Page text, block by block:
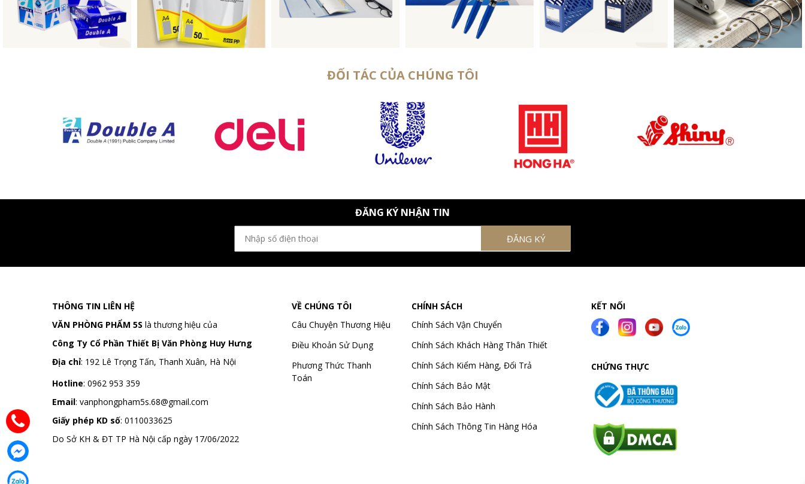
ĐỐI TÁC CỦA CHÚNG TÔI
ĐĂNG KÝ NHẬN TIN
THÔNG TIN LIÊN HỆ
VĂN PHÒNG PHẨM 5S là thương hiệu của
Công Ty Cổ Phần Thiết Bị Văn Phòng Huy Hưng
Địa chỉ: 192 Lê Trọng Tấn, Thanh Xuân, Hà Nội
Hotline: 0962 953 359
Email: vanphongpham5s.68@gmail.com
Giấy phép KD số: 0110033625
Do Sở KH & ĐT TP Hà Nội cấp ngày 17/06/2022
VỀ CHÚNG TÔI
Câu Chuyện Thương Hiệu
Điều Khoản Sử Dụng
Phương Thức Thanh
Toán
CHÍNH SÁCH
Chính Sách Vận Chuyển
Chính Sách Khách Hàng Thân Thiết
Chính Sách Kiểm Hàng, Đổi Trả
Chính Sách Bảo Mật
Chính Sách Bảo Hành
Chính Sách Thông Tin Hàng Hóa
KẾT NỐI
CHỨNG THỰC